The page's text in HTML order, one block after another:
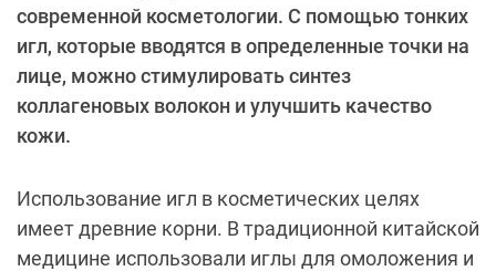
современной косметологии. С помощью тонких
игл, которые вводятся в определенные точки на
лице, можно стимулировать синтез
коллагеновых волокон и улучшить качество
кожи.
Использование игл в косметических целях
имеет древние корни. В традиционной китайской
медицине использовали иглы для омоложения и